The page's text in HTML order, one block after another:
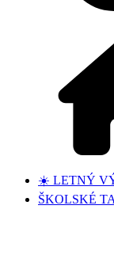
☀️ LETNÝ
ŠKOLSKÉ